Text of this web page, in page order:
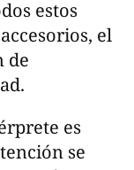
estos
el
de
es
se